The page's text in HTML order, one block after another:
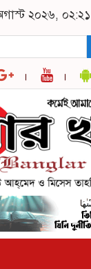
২০২৬, ০২:২১